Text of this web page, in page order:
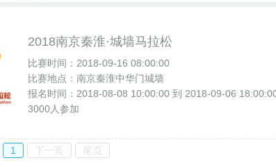
2018南京秦淮·城墙马拉松
比赛时间：2018-09-16 08:00:00
比赛地点：南京秦淮中华门城墙
报名时间：2018-08-08 10:00:00 到 2018-09-06
3000人参加
1 下一页 尾页